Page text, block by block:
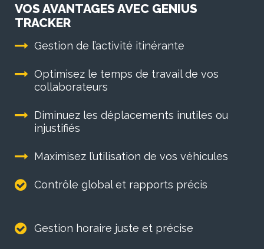
VOS AVANTAGES AVEC GENIUS
TRACKER
Gestion de l’activité itinérante
Optimisez le temps de travail de vos
collaborateurs
Diminuez les déplacements inutiles ou
injustifiés
Maximisez l’utilisation de vos véhicules
Contrôle global et rapports précis
Gestion horaire juste et précise